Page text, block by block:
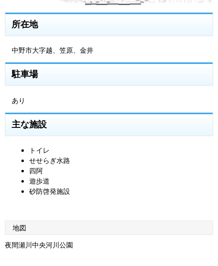
所在地
中野市大字越、笠原、金井
駐車場
あり
主な施設
トイレ
せせらぎ水路
四阿
遊歩道
砂防啓発施設
地図
夜間瀬川中央河川公園